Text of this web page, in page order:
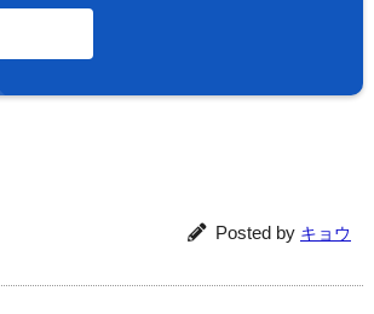
Posted by キョウ